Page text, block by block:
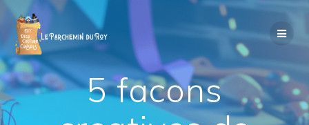
5 facons